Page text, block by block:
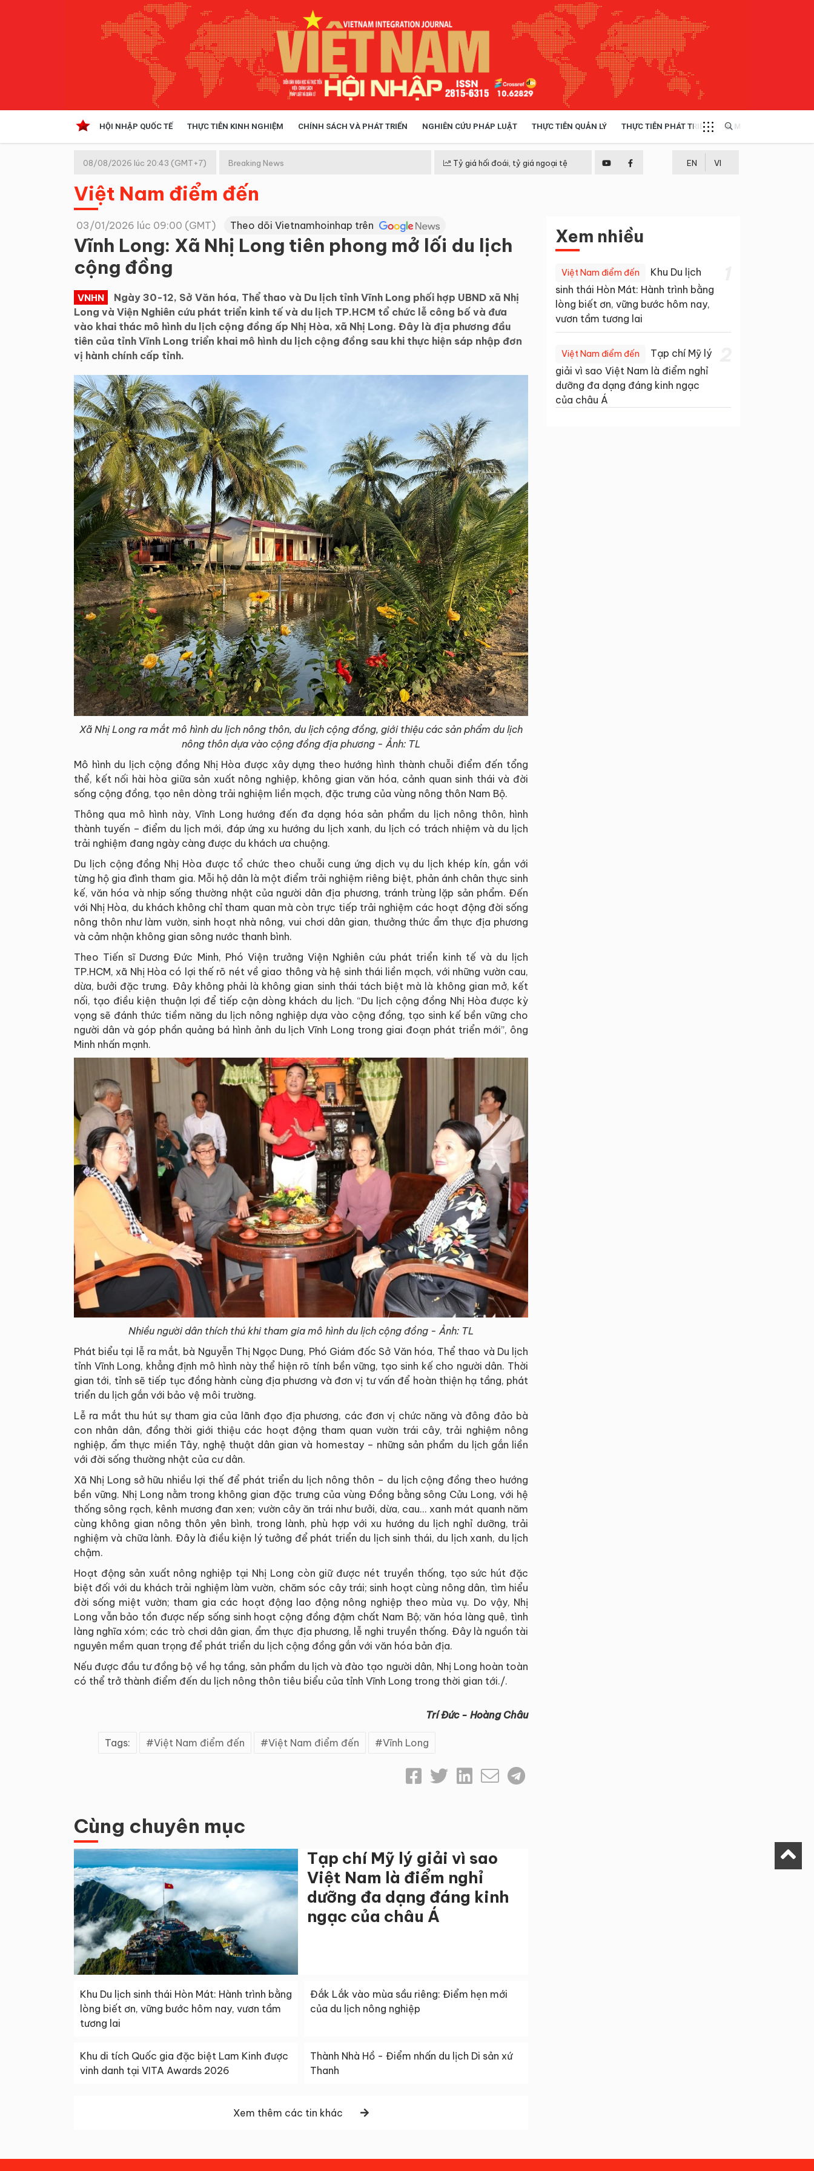
HỘI NHẬP QUỐC TẾ THỰC TIỄN KINH NGHIỆM CHÍNH SÁCH VÀ PHÁT TRIỂN NGHIÊN CỨU PHÁP LUẬT THỰC TIỄN QUẢN LÝ THỰC TIỄN PHÁT TRIỂN MULTIMEDIA
Kinh tế hội nhập
Doanh nghiệp
08/08/2026 lúc 20:43 (GMT+7) Breaking News Tỷ giá hối đoái, tỷ giá ngoại tệ EN VI
Việt Nam điểm đến
03/01/2026 lúc 09:00 (GMT) Theo dõi Vietnamhoinhap trên
Vĩnh Long: Xã Nhị Long tiên phong mở lối du lịch
cộng đồng
VNHN
Ngày 30-12, Sở Văn hóa, Thể thao và Du lịch tỉnh Vĩnh Long phối hợp UBND xã Nhị
Long và Viện Nghiên cứu phát triển kinh tế và du lịch TP.HCM tổ chức lễ công bố và đưa
vào khai thác mô hình du lịch cộng đồng ấp Nhị Hòa, xã Nhị Long. Đây là địa phương đầu
tiên của tỉnh Vĩnh Long triển khai mô hình du lịch cộng đồng sau khi thực hiện sáp nhập đơn
vị hành chính cấp tỉnh.
Xã Nhị Long ra mắt mô hình du lịch nông thôn, du lịch cộng đồng, giới thiệu các sản phẩm du lịch
nông thôn dựa vào cộng đồng địa phương - Ảnh: TL
Mô hình du lịch cộng đồng Nhị Hòa được xây dựng theo hướng hình thành chuỗi điểm đến tổng
thể, kết nối hài hòa giữa sản xuất nông nghiệp, không gian văn hóa, cảnh quan sinh thái và đời
sống cộng đồng, tạo nên dòng trải nghiệm liền mạch, đặc trưng của vùng nông thôn Nam Bộ.
Thông qua mô hình này, Vĩnh Long hướng đến đa dạng hóa sản phẩm du lịch nông thôn, hình
thành tuyến – điểm du lịch mới, đáp ứng xu hướng du lịch xanh, du lịch có trách nhiệm và du lịch
trải nghiệm đang ngày càng được du khách ưa chuộng.
Du lịch cộng đồng Nhị Hòa được tổ chức theo chuỗi cung ứng dịch vụ du lịch khép kín, gắn với
từng hộ gia đình tham gia. Mỗi hộ dân là một điểm trải nghiệm riêng biệt, phản ánh chân thực sinh
kế, văn hóa và nhịp sống thường nhật của người dân địa phương, tránh trùng lặp sản phẩm. Đến
với Nhị Hòa, du khách không chỉ tham quan mà còn trực tiếp trải nghiệm các hoạt động đời sống
nông thôn như làm vườn, sinh hoạt nhà nông, vui chơi dân gian, thưởng thức ẩm thực địa phương
và cảm nhận không gian sông nước thanh bình.
Theo Tiến sĩ Dương Đức Minh, Phó Viện trưởng Viện Nghiên cứu phát triển kinh tế và du lịch
TP.HCM, xã Nhị Hòa có lợi thế rõ nét về giao thông và hệ sinh thái liền mạch, với những vườn cau,
dừa, bưởi đặc trưng. Đây không phải là không gian sinh thái tách biệt mà là không gian mở, kết
nối, tạo điều kiện thuận lợi để tiếp cận dòng khách du lịch. “Du lịch cộng đồng Nhị Hòa được kỳ
vọng sẽ đánh thức tiềm năng du lịch nông nghiệp dựa vào cộng đồng, tạo sinh kế bền vững cho
người dân và góp phần quảng bá hình ảnh du lịch Vĩnh Long trong giai đoạn phát triển mới”, ông
Minh nhấn mạnh.
Nhiều người dân thích thú khi tham gia mô hình du lịch cộng đồng - Ảnh: TL
Phát biểu tại lễ ra mắt, bà Nguyễn Thị Ngọc Dung, Phó Giám đốc Sở Văn hóa, Thể thao và Du lịch
tỉnh Vĩnh Long, khẳng định mô hình này thể hiện rõ tính bền vững, tạo sinh kế cho người dân. Thời
gian tới, tỉnh sẽ tiếp tục đồng hành cùng địa phương và đơn vị tư vấn để hoàn thiện hạ tầng, phát
triển du lịch gắn với bảo vệ môi trường.
Lễ ra mắt thu hút sự tham gia của lãnh đạo địa phương, các đơn vị chức năng và đông đảo bà
con nhân dân, đồng thời giới thiệu các hoạt động tham quan vườn trái cây, trải nghiệm nông
nghiệp, ẩm thực miền Tây, nghệ thuật dân gian và homestay – những sản phẩm du lịch gắn liền
với đời sống thường nhật của cư dân.
Xã Nhị Long sở hữu nhiều lợi thế để phát triển du lịch nông thôn – du lịch cộng đồng theo hướng
bền vững. Nhị Long nằm trong không gian đặc trưng của vùng Đồng bằng sông Cửu Long, với hệ
thống sông rạch, kênh mương đan xen; vườn cây ăn trái như bưởi, dừa, cau… xanh mát quanh năm
cùng không gian nông thôn yên bình, trong lành, phù hợp với xu hướng du lịch nghỉ dưỡng, trải
nghiệm và chữa lành. Đây là điều kiện lý tưởng để phát triển du lịch sinh thái, du lịch xanh, du lịch
chậm.
Hoạt động sản xuất nông nghiệp tại Nhị Long còn giữ được nét truyền thống, tạo sức hút đặc
biệt đối với du khách trải nghiệm làm vườn, chăm sóc cây trái; sinh hoạt cùng nông dân, tìm hiểu
đời sống miệt vườn; tham gia các hoạt động lao động nông nghiệp theo mùa vụ. Do vậy, Nhị
Long vẫn bảo tồn được nếp sống sinh hoạt cộng đồng đậm chất Nam Bộ; văn hóa làng quê, tình
làng nghĩa xóm; các trò chơi dân gian, ẩm thực địa phương, lễ nghi truyền thống. Đây là nguồn tài
nguyên mềm quan trọng để phát triển du lịch cộng đồng gắn với văn hóa bản địa.
Nếu được đầu tư đồng bộ về hạ tầng, sản phẩm du lịch và đào tạo người dân, Nhị Long hoàn toàn
có thể trở thành điểm đến du lịch nông thôn tiêu biểu của tỉnh Vĩnh Long trong thời gian tới./.
Trí Đức - Hoàng Châu
Tags: Việt Nam điểm đến Việt Nam điểm đến Vĩnh Long
Cùng chuyên mục
Tạp chí Mỹ lý giải vì sao
Việt Nam là điểm nghỉ
dưỡng đa dạng đáng kinh
ngạc của châu Á
Khu Du lịch sinh thái Hòn Mát: Hành trình bằng
lòng biết ơn, vững bước hôm nay, vươn tầm
tương lai
Đắk Lắk vào mùa sầu riêng: Điểm hẹn mới
của du lịch nông nghiệp
Khu di tích Quốc gia đặc biệt Lam Kinh được
vinh danh tại VITA Awards 2026
Thành Nhà Hồ - Điểm nhấn du lịch Di sản xứ
Thanh
Xem thêm các tin khác
Xem nhiều
Việt Nam điểm đến
Khu Du lịch
sinh thái Hòn Mát: Hành trình bằng
lòng biết ơn, vững bước hôm nay,
vươn tầm tương lai
Việt Nam điểm đến
Tạp chí Mỹ lý
giải vì sao Việt Nam là điểm nghỉ
dưỡng đa dạng đáng kinh ngạc
của châu Á